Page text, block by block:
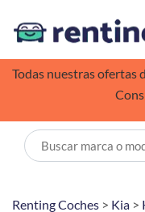
Todas nuestras ofertas
Renting Coches > Kia >